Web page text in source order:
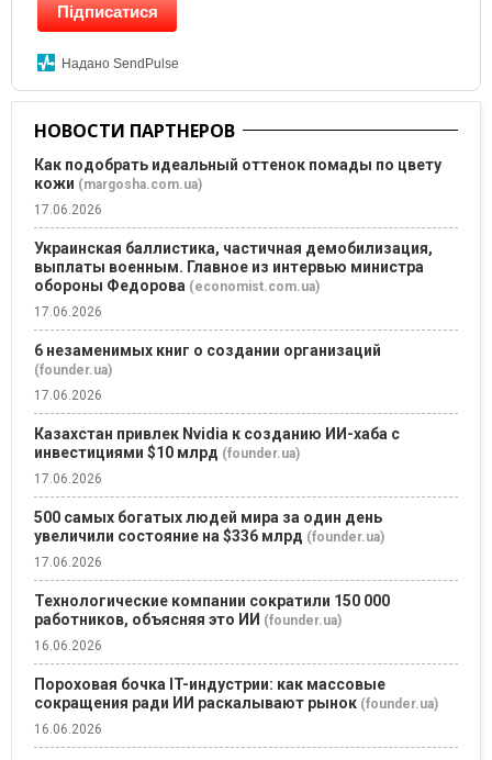
Підписатися
Надано SendPulse
НОВОСТИ ПАРТНЕРОВ
Как подобрать идеальный оттенок помады по цвету
кожи (margosha.com.ua)
17.06.2026
Украинская баллистика, частичная демобилизация,
выплаты военным. Главное из интервью министра
обороны Федорова (economist.com.ua)
17.06.2026
6 незаменимых книг о создании организаций
(founder.ua)
17.06.2026
Казахстан привлек Nvidia к созданию ИИ-хаба с
инвестициями $10 млрд (founder.ua)
17.06.2026
500 самых богатых людей мира за один день
увеличили состояние на $336 млрд (founder.ua)
17.06.2026
Технологические компании сократили 150 000
работников, объясняя это ИИ (founder.ua)
16.06.2026
Пороховая бочка IT-индустрии: как массовые
сокращения ради ИИ раскалывают рынок (founder.ua)
16.06.2026